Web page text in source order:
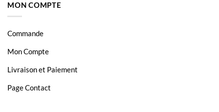
MON COMPTE
Commande
Mon Compte
Livraison et Paiement
Page Contact